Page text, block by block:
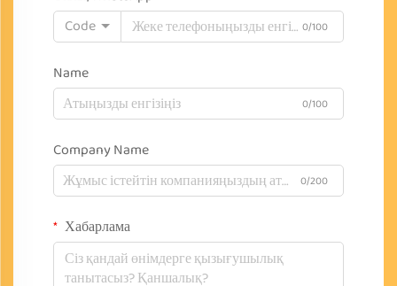
Code
0/100
Name
0/100
Company Name
0/200
Хабарлама